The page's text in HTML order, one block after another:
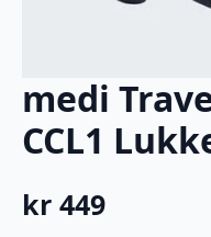
medi
CCL1
kr 449